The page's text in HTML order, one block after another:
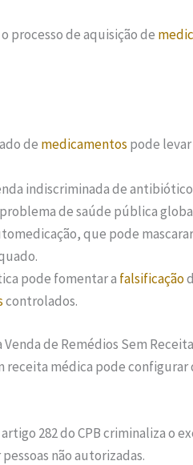
processo de aquisição de
de medicamentos pode
indiscriminada de
de saúde pública
que pode
pode fomentar a falsificação
controlados.
de Remédios Sem Receita
receita médica pode
artigo 282 do CPB criminaliza o
não autorizadas.